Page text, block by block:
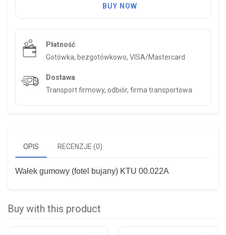
BUY NOW
Płatność
Gotówka, bezgotówkowo, VISA/Mastercard
Dostawa
Transport firmowy, odbiór, firma transportowa
OPIS RECENZJE (0)
Wałek gumowy (fotel bujany) KTU 00.022A
Buy with this product